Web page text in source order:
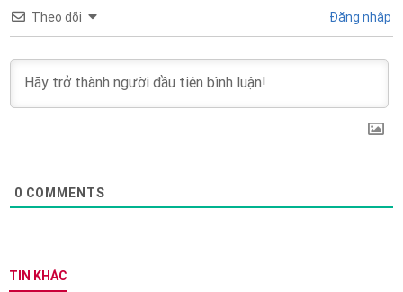
Theo dõi Đăng nhập
0 COMMENTS
TIN KHÁC